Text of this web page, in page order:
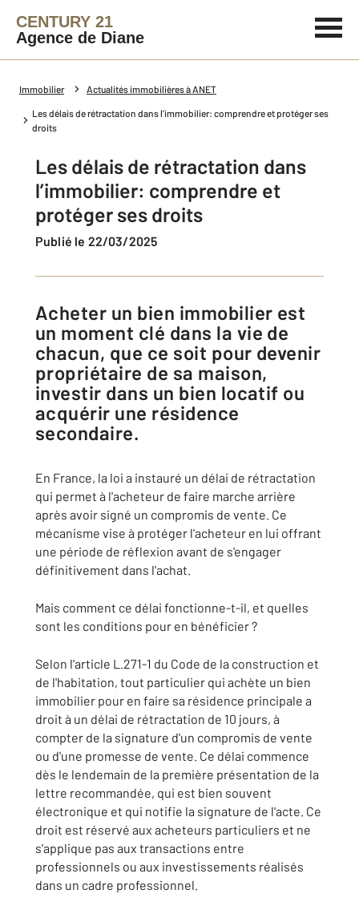
CENTURY 21
Agence de Diane
Immobilier Actualités immobilières à ANET
Les délais de rétractation dans l’immobilier: comprendre et protéger ses
droits
Les délais de rétractation dans
l’immobilier: comprendre et
protéger ses droits
Publié le 22/03/2025
Acheter un bien immobilier est
un moment clé dans la vie de
chacun, que ce soit pour devenir
propriétaire de sa maison,
investir dans un bien locatif ou
acquérir une résidence
secondaire.
En France, la loi a instauré un délai de rétractation
qui permet à l'acheteur de faire marche arrière
après avoir signé un compromis de vente. Ce
mécanisme vise à protéger l'acheteur en lui offrant
une période de réflexion avant de s'engager
définitivement dans l'achat.
Mais comment ce délai fonctionne-t-il, et quelles
sont les conditions pour en bénéficier ?
Selon l'article L.271-1 du Code de la construction et
de l'habitation, tout particulier qui achète un bien
immobilier pour en faire sa résidence principale a
droit à un délai de rétractation de 10 jours, à
compter de la signature d'un compromis de vente
ou d'une promesse de vente. Ce délai commence
dès le lendemain de la première présentation de la
lettre recommandée, qui est bien souvent
électronique et qui notifie la signature de l'acte. Ce
droit est réservé aux acheteurs particuliers et ne
s'applique pas aux transactions entre
professionnels ou aux investissements réalisés
dans un cadre professionnel.